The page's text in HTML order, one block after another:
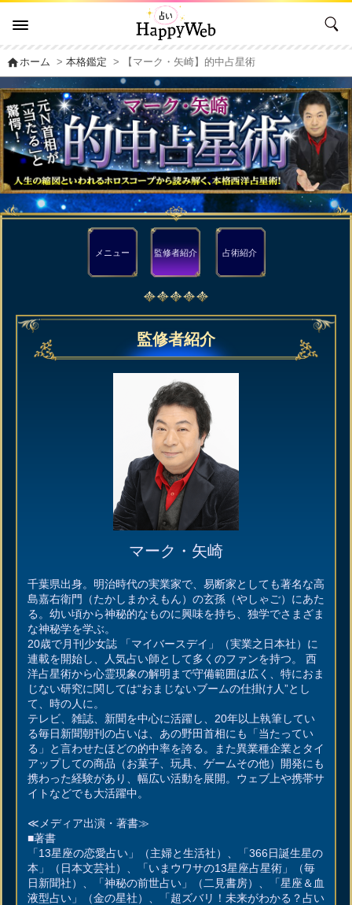
homeホーム >本格鑑定 > 【マーク・矢崎】的中占星術
メニュー 監修者紹介 占術紹介
監修者紹介
マーク・矢崎
千葉県出身。明治時代の実業家で、易断家としても著名な高
島嘉右衛門（たかしまかえもん）の玄孫（やしゃご）にあた
る。幼い頃から神秘的なものに興味を持ち、独学でさまざま
な神秘学を学ぶ。
20歳で月刊少女誌 「マイバースデイ」（実業之日本社）に
連載を開始し、人気占い師として多くのファンを持つ。 西
洋占星術から心霊現象の解明まで守備範囲は広く、特におま
じない研究に関しては“おまじないブームの仕掛け人”とし
て、時の人に。
テレビ、雑誌、新聞を中心に活躍し、20年以上執筆してい
る毎日新聞朝刊の占いは、あの野田首相にも「当たってい
る」と言わせたほどの的中率を誇る。また異業種企業とタイ
アップしての商品（お菓子、玩具、ゲームその他）開発にも
携わった経験があり、幅広い活動を展開。ウェブ上や携帯サ
イトなどでも大活躍中。
≪メディア出演・著書≫
■著書
「13星座の恋愛占い」（主婦と生活社）、「366日誕生星の
本」（日本文芸社）、「いまウワサの13星座占星術」（毎
日新聞社）、「神秘の前世占い」（二見書房）、「星座＆血
液型占い」（金の星社）、「超ズバリ！未来がわかる？占い